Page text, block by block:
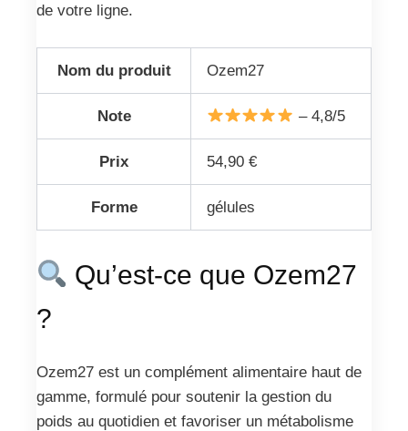
de votre ligne.
Nom du produit Ozem27
Note – 4,8/5
Prix 54,90 €
Forme gélules
Qu’est-ce que Ozem27
?
Ozem27 est un complément alimentaire haut de
gamme, formulé pour soutenir la gestion du
poids au quotidien et favoriser un métabolisme